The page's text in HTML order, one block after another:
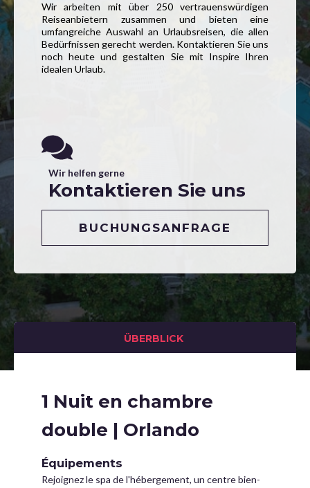
Wir arbeiten mit über 250 vertrauenswürdigen
Reiseanbietern zusammen und bieten eine
umfangreiche Auswahl an Urlaubsreisen, die allen
Bedürfnissen gerecht werden. Kontaktieren Sie uns
noch heute und gestalten Sie mit Inspire Ihren
idealen Urlaub.
Wir helfen gerne
Kontaktieren Sie uns
BUCHUNGSANFRAGE
ÜBERBLICK
1 Nuit en chambre
double | Orlando
Équipements
Rejoignez le spa de l'hébergement, un centre bien-